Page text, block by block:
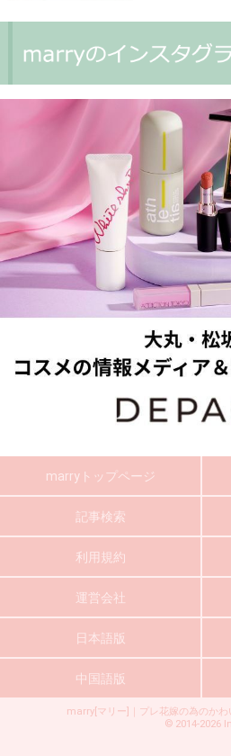
marryトップページ
記事検索
利用規約
運営会社
日本語版
中国語版
marry[マリー]｜プレ花嫁の為のか
© 2014-2026